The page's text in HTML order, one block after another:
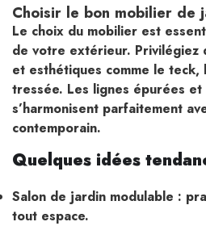
Choisir le bon mobilier de
Le choix du mobilier est
de votre extérieur. Privilégiez
et esthétiques comme le teck,
tressée. Les lignes épurées
s’harmonisent parfaitement
contemporain.
Quelques idées
Salon de jardin modulable :
tout espace.